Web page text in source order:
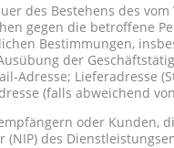
des Bestehens des
gegen die betroffene
Bestimmungen,
der
Adresse; Lieferadresse
(falls abweichend
oder Kunden,
des